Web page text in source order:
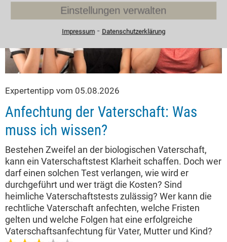
Expertentipp vom 05.08.2026
Anfechtung der Vaterschaft: Was
muss ich wissen?
Bestehen Zweifel an der biologischen Vaterschaft,
kann ein Vaterschaftstest Klarheit schaffen. Doch wer
darf einen solchen Test verlangen, wie wird er
durchgeführt und wer trägt die Kosten? Sind
heimliche Vaterschaftstests zulässig? Wer kann die
rechtliche Vaterschaft anfechten, welche Fristen
gelten und welche Folgen hat eine erfolgreiche
Vaterschaftsanfechtung für Vater, Mutter und Kind?
Einstellungen verwalten
Impressum⁃ Datenschutzerklärung